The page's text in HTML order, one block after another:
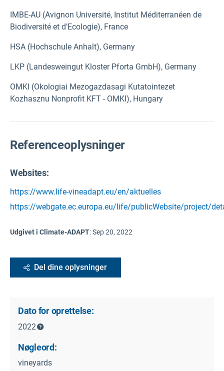
IMBE-AU (Avignon Université, Institut Méditerranéen de
Biodiversité et d’Ecologie), France
HSA (Hochschule Anhalt), Germany
LKP (Landesweingut Kloster Pforta GmbH), Germany
OMKI (Okologiai Mezogazdasagi Kutatointezet
Kozhasznu Nonprofit KFT - OMKI), Hungary
Referenceoplysninger
Websites:
https://www.life-vineadapt.eu/en/aktuelles
https://webgate.ec.europa.eu/life/publicWebsite/project/
Udgivet i Climate-ADAPT:Sep 20, 2022
Del dine oplysninger
Dato for oprettelse:
2022
Nøgleord:
vineyards